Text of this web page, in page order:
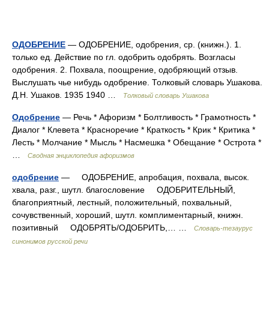
ОДОБРЕНИЕ — ОДОБРЕНИЕ, одобрения, ср. (книжн.). 1.
только ед. Действие по гл. одобрить одобрять. Возгласы
одобрения. 2. Похвала, поощрение, одобряющий отзыв.
Выслушать чье нибудь одобрение. Толковый словарь Ушакова.
Д.Н. Ушаков. 1935 1940 …
Толковый словарь Ушакова
Одобрение — Речь * Афоризм * Болтливость * Грамотность *
Диалог * Клевета * Красноречие * Краткость * Крик * Критика *
Лесть * Молчание * Мысль * Насмешка * Обещание * Острота *
Сводная энциклопедия афоризмов
одобрение — ОДОБРЕНИЕ, апробация, похвала, высок.
хвала, разг., шутл. благословение ОДОБРИТЕЛЬНЫЙ,
благоприятный, лестный, положительный, похвальный,
сочувственный, хороший, шутл. комплиментарный, книжн.
позитивный ОДОБРЯТЬ/ОДОБРИТЬ,… …
Словарь-тезаурус
синонимов русской речи